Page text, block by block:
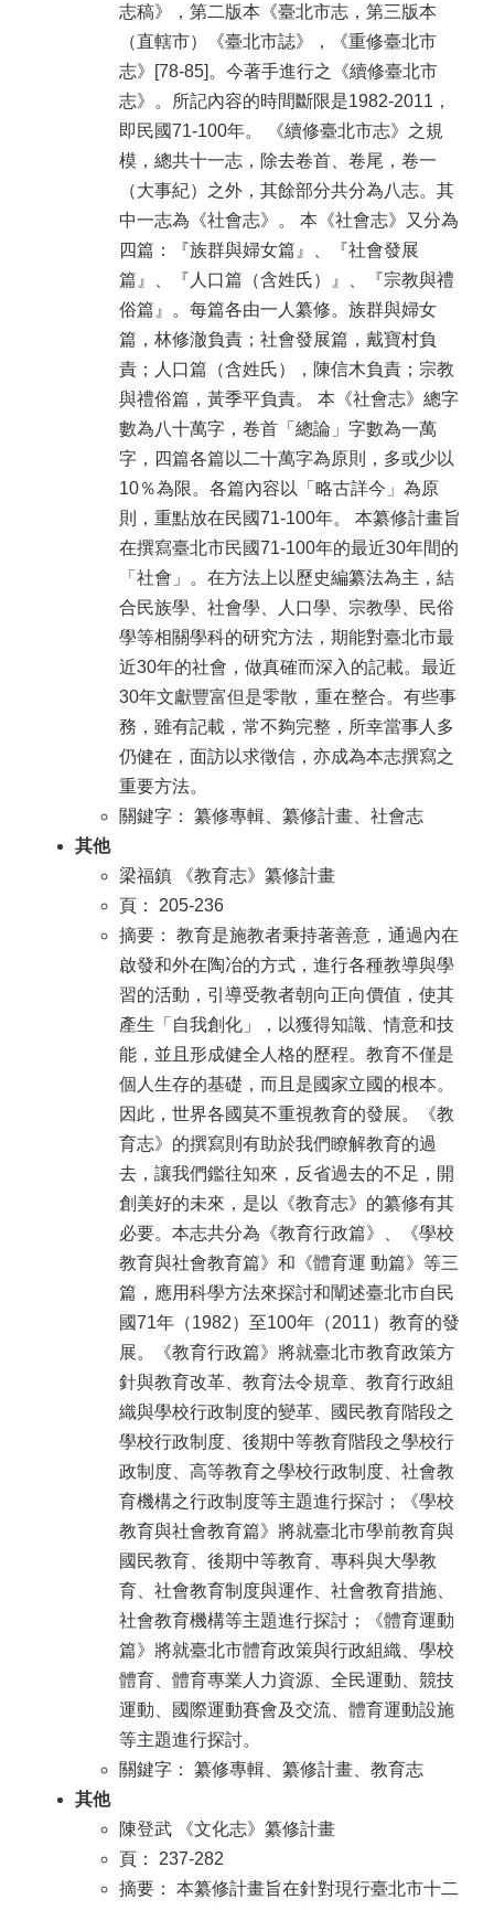
志稿》，第二版本《臺北市志，第三版本
（直轄市）《臺北市誌》，《重修臺北市
志》[78-85]。今著手進行之《續修臺北市
志》。所記內容的時間斷限是1982-2011，
即民國71-100年。 《續修臺北市志》之規
模，總共十一志，除去卷首、卷尾，卷一
（大事紀）之外，其餘部分共分為八志。其
中一志為《社會志》。 本《社會志》又分為
四篇：『族群與婦女篇』、『社會發展
篇』、『人口篇（含姓氏）』、『宗教與禮
俗篇』。每篇各由一人纂修。族群與婦女
篇，林修澈負責；社會發展篇，戴寶村負
責；人口篇（含姓氏），陳信木負責；宗教
與禮俗篇，黃季平負責。 本《社會志》總字
數為八十萬字，卷首「總論」字數為一萬
字，四篇各篇以二十萬字為原則，多或少以
10％為限。各篇內容以「略古詳今」為原
則，重點放在民國71-100年。 本纂修計畫旨
在撰寫臺北市民國71-100年的最近30年間的
「社會」。在方法上以歷史編纂法為主，結
合民族學、社會學、人口學、宗教學、民俗
學等相關學科的研究方法，期能對臺北市最
近30年的社會，做真確而深入的記載。最近
30年文獻豐富但是零散，重在整合。有些事
務，雖有記載，常不夠完整，所幸當事人多
仍健在，面訪以求徵信，亦成為本志撰寫之
重要方法。
關鍵字： 纂修專輯、纂修計畫、社會志
其他
梁福鎮 《教育志》纂修計畫
頁： 205-236
摘要： 教育是施教者秉持著善意，通過內在
啟發和外在陶冶的方式，進行各種教導與學
習的活動，引導受教者朝向正向價值，使其
產生「自我創化」，以獲得知識、情意和技
能，並且形成健全人格的歷程。教育不僅是
個人生存的基礎，而且是國家立國的根本。
因此，世界各國莫不重視教育的發展。《教
育志》的撰寫則有助於我們瞭解教育的過
去，讓我們鑑往知來，反省過去的不足，開
創美好的未來，是以《教育志》的纂修有其
必要。本志共分為《教育行政篇》、《學校
教育與社會教育篇》和《體育運 動篇》等三
篇，應用科學方法來探討和闡述臺北市自民
國71年（1982）至100年（2011）教育的發
展。《教育行政篇》將就臺北市教育政策方
針與教育改革、教育法令規章、教育行政組
織與學校行政制度的變革、國民教育階段之
學校行政制度、後期中等教育階段之學校行
政制度、高等教育之學校行政制度、社會教
育機構之行政制度等主題進行探討；《學校
教育與社會教育篇》將就臺北市學前教育與
國民教育、後期中等教育、專科與大學教
育、社會教育制度與運作、社會教育措施、
社會教育機構等主題進行探討；《體育運動
篇》將就臺北市體育政策與行政組織、學校
體育、體育專業人力資源、全民運動、競技
運動、國際運動賽會及交流、體育運動設施
等主題進行探討。
關鍵字： 纂修專輯、纂修計畫、教育志
其他
陳登武 《文化志》纂修計畫
頁： 237-282
摘要： 本纂修計畫旨在針對現行臺北市十二